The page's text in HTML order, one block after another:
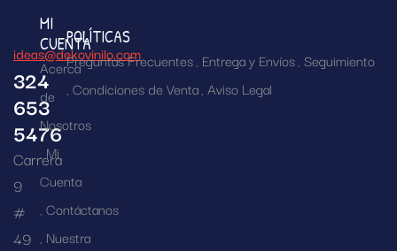
ideas@dekovinilo.com
324
653
5476
Carrera
9
#
49
MI
CUENTA
Acerca
de
Nosotros
Mi
Cuenta
Contáctanos
Nuestra
POLÍTICAS
Preguntas Frecuentes Entrega y Envíos Seguimiento
Condiciones de Venta Aviso Legal